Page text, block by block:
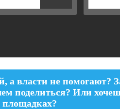
а власти не помогают?
поделиться? Или